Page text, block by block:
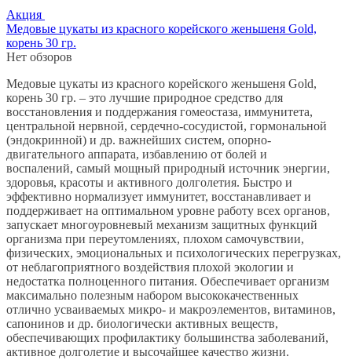
Акция
Медовые цукаты из красного корейского женьшеня Gold,
корень 30 гр.
Нет обзоров
Медовые цукаты из красного корейского женьшеня Gold,
корень 30 гр. – это лучшие природное средство для
восстановления и поддержания гомеостаза, иммунитета,
центральной нервной, сердечно-сосудистой, гормональной
(эндокринной) и др. важнейших систем, опорно-
двигательного аппарата, избавлению от болей и
воспалений, самый мощный природный источник энергии,
здоровья, красоты и активного долголетия. Быстро и
эффективно нормализует иммунитет, восстанавливает и
поддерживает на оптимальном уровне работу всех органов,
запускает многоуровневый механизм защитных функций
организма при переутомлениях, плохом самочувствии,
физических, эмоциональных и психологических перегрузках,
от неблагоприятного воздействия плохой экологии и
недостатка полноценного питания. Обеспечивает организм
максимально полезным набором высококачественных
отлично усваиваемых микро- и макроэлементов, витаминов,
сапонинов и др. биологически активных веществ,
обеспечивающих профилактику большинства заболеваний,
активное долголетие и высочайшее качество жизни.